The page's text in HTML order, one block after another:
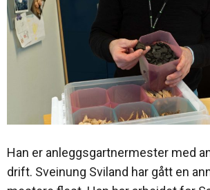
Han er anleggsgartnermester med
drift. Sveinung Sviland har gått en